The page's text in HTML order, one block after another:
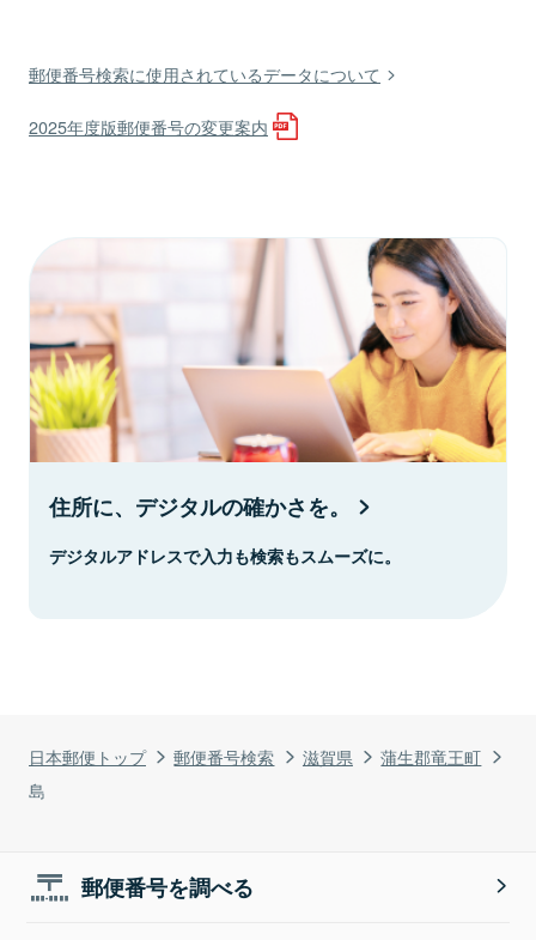
日本郵便トップ 郵便番号検索 滋賀県
蒲生郡竜王町
島
郵便番号検索に使用されているデータについて
2025年度版郵便番号の変更案内
住所に、デジタルの確かさを。
デジタルアドレスで入力も検索もスムーズに。
郵便番号を調べる